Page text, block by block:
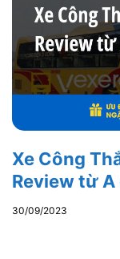
Xe Công
Review từ A
30/09/2023